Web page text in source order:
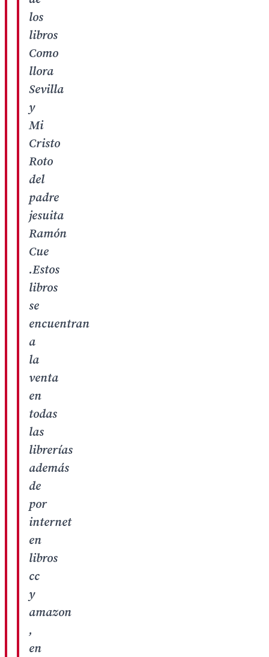
los
libros
Como
llora
Sevilla
y
Mi
Cristo
Roto
del
padre
jesuita
Ramón
Cue
.Estos
libros
se
encuentran
a
la
venta
en
todas
las
librerías
además
de
por
internet
en
libros
cc
y
amazon
,
en